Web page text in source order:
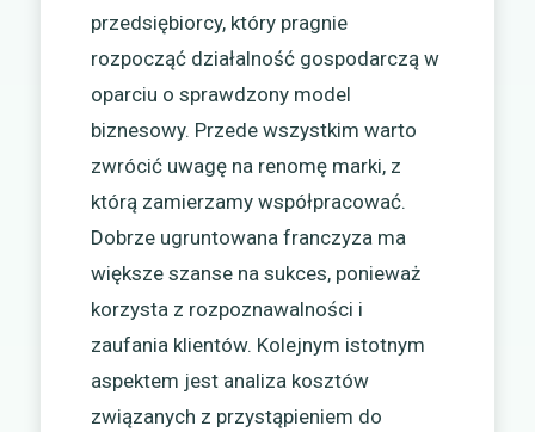
przedsiębiorcy, który pragnie
rozpocząć działalność gospodarczą w
oparciu o sprawdzony model
biznesowy. Przede wszystkim warto
zwrócić uwagę na renomę marki, z
którą zamierzamy współpracować.
Dobrze ugruntowana franczyza ma
większe szanse na sukces, ponieważ
korzysta z rozpoznawalności i
zaufania klientów. Kolejnym istotnym
aspektem jest analiza kosztów
związanych z przystąpieniem do